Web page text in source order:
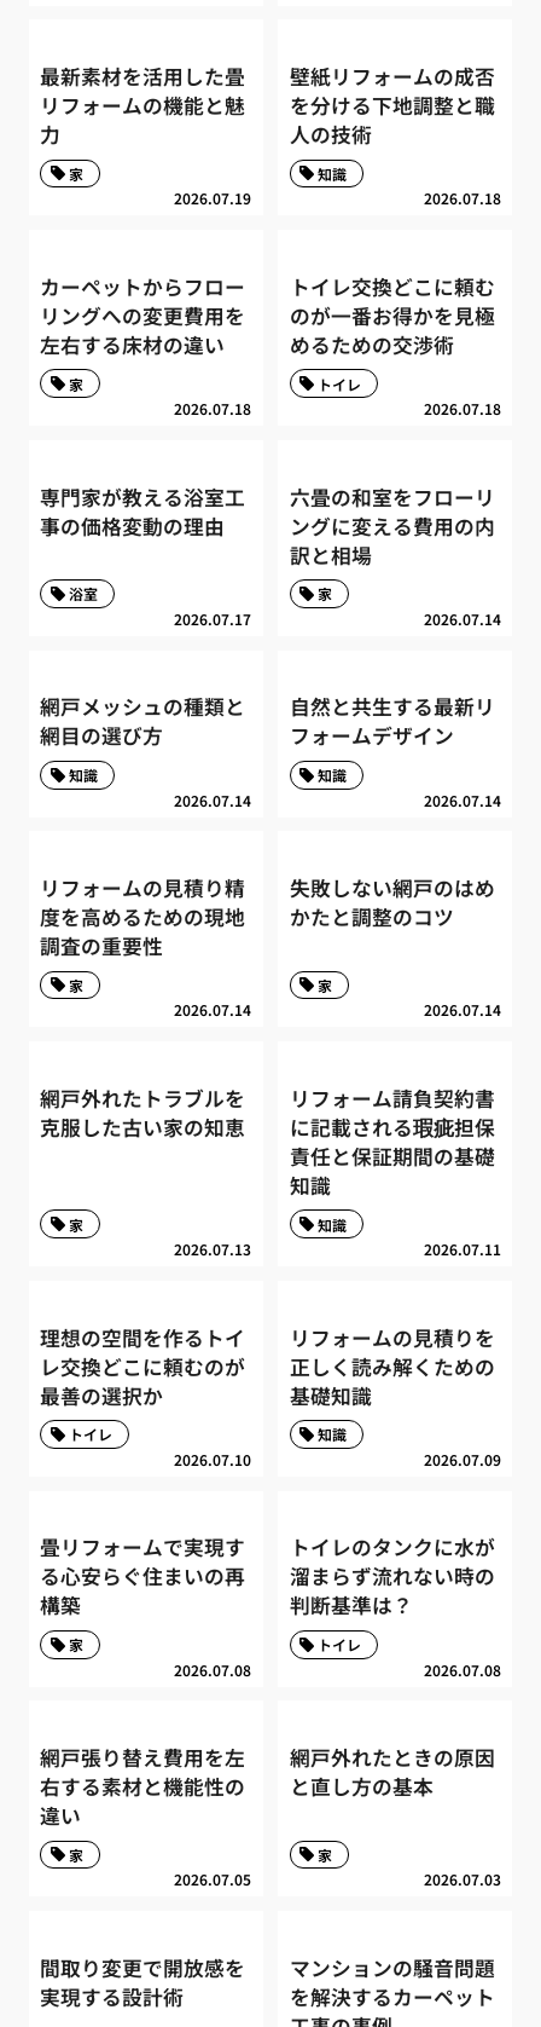
最新素材を活用した畳
リフォームの機能と魅
力
2026.07.19
家
壁紙リフォームの成否
を分ける下地調整と職
人の技術
2026.07.18
知識
カーペットからフロー
リングへの変更費用を
左右する床材の違い
2026.07.18
家
トイレ交換どこに頼む
のが一番お得かを見極
めるための交渉術
2026.07.18
トイレ
専門家が教える浴室工
事の価格変動の理由
2026.07.17
浴室
六畳の和室をフローリ
ングに変える費用の内
訳と相場
2026.07.14
家
網戸メッシュの種類と
網目の選び方
2026.07.14
知識
自然と共生する最新リ
フォームデザイン
2026.07.14
知識
リフォームの見積り精
度を高めるための現地
調査の重要性
2026.07.14
家
失敗しない網戸のはめ
かたと調整のコツ
2026.07.14
家
網戸外れたトラブルを
克服した古い家の知恵
2026.07.13
家
リフォーム請負契約書
に記載される瑕疵担保
責任と保証期間の基礎
知識
2026.07.11
知識
理想の空間を作るトイ
レ交換どこに頼むのが
最善の選択か
2026.07.10
トイレ
リフォームの見積りを
正しく読み解くための
基礎知識
2026.07.09
知識
畳リフォームで実現す
る心安らぐ住まいの再
構築
2026.07.08
家
トイレのタンクに水が
溜まらず流れない時の
判断基準は？
2026.07.08
トイレ
網戸張り替え費用を左
右する素材と機能性の
違い
2026.07.05
家
網戸外れたときの原因
と直し方の基本
2026.07.03
家
間取り変更で開放感を
実現する設計術
マンションの騒音問題
を解決するカーペット